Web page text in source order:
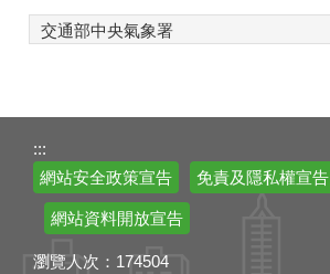
:::
網站安全政策宣告
免責及隱私權宣告
網站資料開放宣告
瀏覽人次： 174504